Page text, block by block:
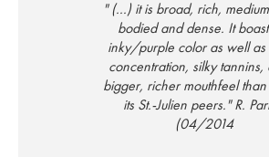
" (...) it is broad, rich,
bodied and dense. It
inky/purple color as well as
concentration, silky tannins,
bigger, richer mouthfeel
its St.-Julien peers." R.
(04/2014